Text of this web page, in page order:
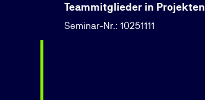
Teammitglieder in Projekten
Seminar-Nr.: 10251111